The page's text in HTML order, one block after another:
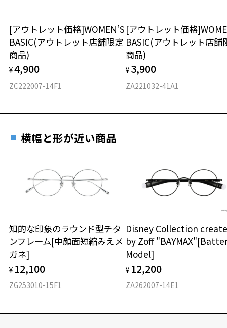
材質
フロント素材：メタル
[アウトレット価格]WOMEN’S
BASIC(アウトレット店舗限定
商品)
¥4,900
ZC222007-14F1
[アウトレット価格
BASIC(アウトレット店舗
商品)
¥ 3,900
ZA221032-41A1
横幅と形が近い商品
知的な印象のラウンド型チタ
ンフレーム[中顔面短縮みえメ
ガネ]
¥ 12,100
ZG253010-15F1
Disney Collection
by Zoff
Model]
¥ 12,200
ZA262007-14E1